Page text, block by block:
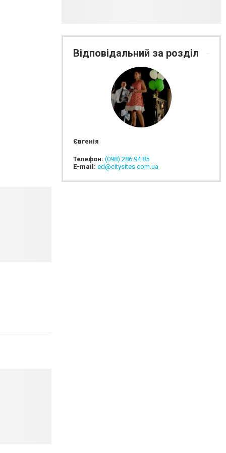
Відповідальний за розділ
Євгенія
Телефон: (098) 286 94 85
E-mail: ed@citysites.com.ua